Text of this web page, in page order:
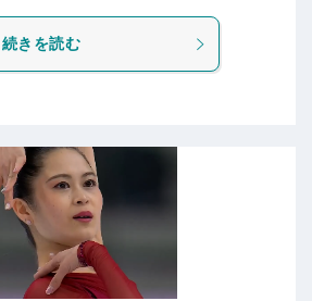
続きを読む